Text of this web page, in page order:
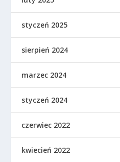
styczeń 2025
sierpień 2024
marzec 2024
styczeń 2024
czerwiec 2022
kwiecień 2022